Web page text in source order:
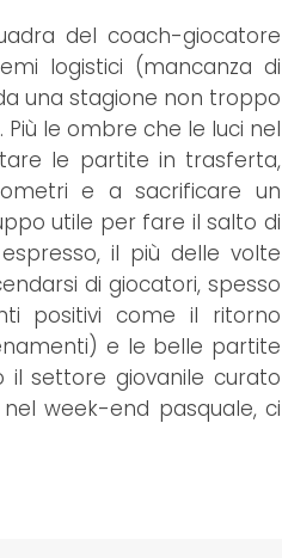
del coach-giocatore
logistici (mancanza di
una stagione non troppo
le ombre che le luci nel
le partite in trasferta,
e a sacrificare un
utile per fare il salto di
il più delle volte
di giocatori, spesso
positivi come il ritorno
e le belle partite
il settore giovanile curato
week-end pasquale, ci